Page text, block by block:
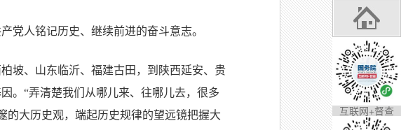
党人铭记历史、继续前进的奋斗意志。
坡、山东临沂、福建古田，到陕西延安、贵
。“弄清楚我们从哪儿来、往哪儿去，很多
的大历史观，端起历史规律的望远镜把握大
互联网+督查